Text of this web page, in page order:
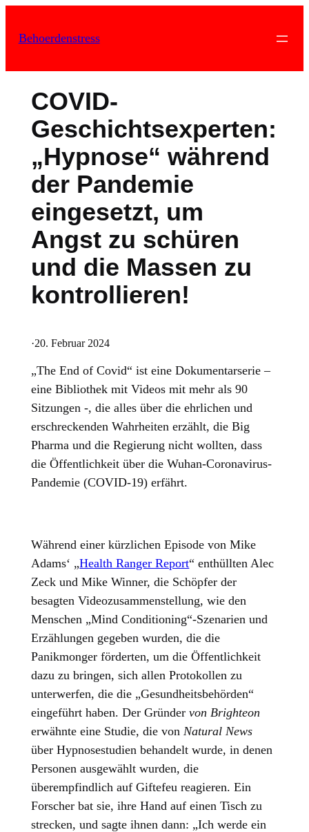
Inhalt
Behoerdenstress
COVID-
Geschichtsexperten:
„Hypnose“ während
der Pandemie
eingesetzt, um
Angst zu schüren
und die Massen zu
kontrollieren!
·20. Februar 2024
„The End of Covid“ ist eine Dokumentarserie –
eine Bibliothek mit Videos mit mehr als 90
Sitzungen -, die alles über die ehrlichen und
erschreckenden Wahrheiten erzählt, die Big
Pharma und die Regierung nicht wollten, dass
die Öffentlichkeit über die Wuhan-Coronavirus-
Pandemie (COVID-19) erfährt.
Während einer kürzlichen Episode von Mike
Adams‘ „Health Ranger Report“ enthüllten Alec
Zeck und Mike Winner, die Schöpfer der
besagten Videozusammenstellung, wie den
Menschen „Mind Conditioning“-Szenarien und
Erzählungen gegeben wurden, die die
Panikmonger förderten, um die Öffentlichkeit
dazu zu bringen, sich allen Protokollen zu
unterwerfen, die die „Gesundheitsbehörden“
eingeführt haben. Der Gründervon Brighteon
erwähnte eine Studie, die vonNatural News
über Hypnosestudien behandelt wurde, in denen
Personen ausgewählt wurden, die
überempfindlich auf Giftefeu reagieren. Ein
Forscher bat sie, ihre Hand auf einen Tisch zu
strecken, und sagte ihnen dann: „Ich werde ein